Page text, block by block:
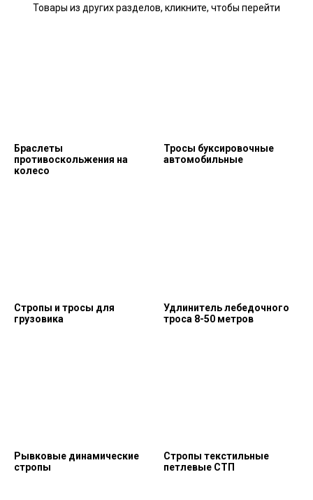
Товары из других разделов, кликните, чтобы перейти
Браслеты
противоскольжения на
колесо
Тросы буксировочные
автомобильные
Стропы и тросы для
грузовика
Удлинитель лебедочного
троса 8-50 метров
Рывковые динамические
стропы
Стропы текстильные
петлевые СТП